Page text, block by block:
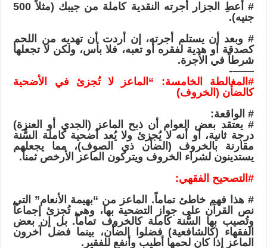
# أعطِ الجزار أجرته النقدية كاملة من جيبك (مثلاً 500
جنيه).
# وبعد أن يستلم أجرته، إن أردت أن تهديه من اللحم
كصدقة أو هدية لفقره أو تعبه، فلا بأس، ولكن لا تجعلها
شرطاً في الأجرة.
——-
#المغالطة الخامسة: “الماعز لا تُجزئ في الأضحية
كالضأن (الخروف)
# الواقعة:
# يعتقد بعض العوام أن ذبح الماعز (الجدي أو العنزة)
درجة ثانية، أو أنه لا يُجزئ ولا يُعد أضحية كاملة السُّنة
مقارنة بالخروف (الضأن ذي الصوف)، مما يجعلهم
يستدينون لشراء الخروف ويتركون الماعز الأرخص ثمناً.
#التصحيح الفقهي:
# هذا فهم خاطئ تماماً. الماعز من “بهيمة الأنعام” التي
نص القرآن على جواز التضحية بها، وهي تُجزئ إجماعاً
وتُصيب بها السُّنة كاملة كالخروف تماماً. بل إن بعض
الفقهاء (كالشافعية) فضلوا الضأن، بينما فضل آخرون
الماعز إذا كان لحمها أطيب وأنفع للفقير.